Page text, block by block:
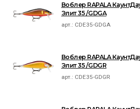
Воблер RAPALA
Элит 35 /GDGA
арт.: CDE35-GDGA
Воблер RAPALA
Элит 35 /GDGR
арт.: CDE35-GDGR